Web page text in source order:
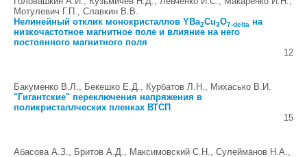
Мотулевич Г.П., Славкин В.В.
Нелинейный отклик монокристаллов YBa2Cu3O7-delta на
низкочастотное магнитное поле и влияние на него
постоянного магнитного поля
12
Бакуменко В.Л., Бекешко Е.Д., Курбатов Л.Н., Михасько В.И.
"Гигантские" переключения напряжения в
поликристаллческих пленках ВТСП
15
Абасова А.З., Бритов А.Д., Максимовский С.Н., Сулейманов Н.А.,